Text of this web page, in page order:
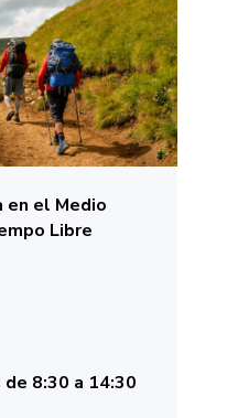
en el Medio
Libre
8:30 a 14:30